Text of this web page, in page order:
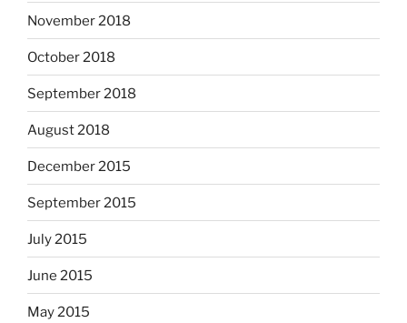
November 2018
October 2018
September 2018
August 2018
December 2015
September 2015
July 2015
June 2015
May 2015